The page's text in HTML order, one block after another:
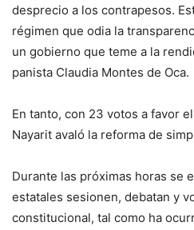
desprecio a los contrapesos.
régimen que odia la
un gobierno que teme a la
panista Claudia Montes de Oca.
En tanto, con 23 votos a favor
Nayarit avaló la reforma de
Durante las próximas horas se
estatales sesionen, debatan y
constitucional, tal como ha